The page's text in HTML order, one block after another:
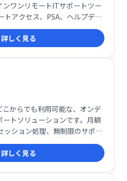
ンワンリモートITサポートツー
トアクセス、PSA、ヘルプデス
効率的なIT管理を実現します。
で、その利便性を体感くださ
詳しく見る
からでも利用可能な、オンデ
トソリューションです。月額
ッション処理、無制限のサポー
イスへのアクセスを提供。ブラ
ター対応、ファイル転送な
人での即時サポートを実現しま
詳しく見る